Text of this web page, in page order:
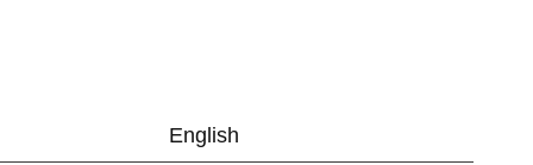
English